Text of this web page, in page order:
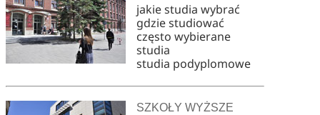
jakie studia wybrać
gdzie studiować
często wybierane
studia
studia podyplomowe
SZKOŁY WYŻSZE